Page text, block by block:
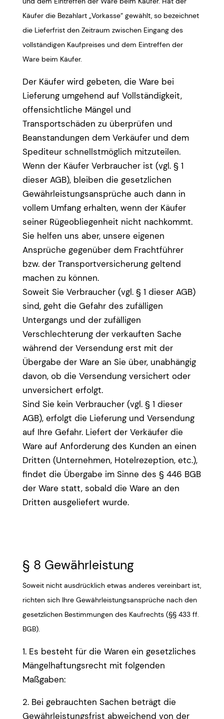
Käufer die Bezahlart „Vorkasse“ gewählt, so bezeichnet
die Lieferfrist den Zeitraum zwischen Eingang des
vollständigen Kaufpreises und dem Eintreffen der
Ware beim Käufer.
Der Käufer wird gebeten, die Ware bei
Lieferung umgehend auf Vollständigkeit,
offensichtliche Mängel und
Transportschäden zu überprüfen und
Beanstandungen dem Verkäufer und dem
Spediteur schnellstmöglich mitzuteilen.
Wenn der Käufer Verbraucher ist (vgl. § 1
dieser AGB), bleiben die gesetzlichen
Gewährleistungsansprüche auch dann in
vollem Umfang erhalten, wenn der Käufer
seiner Rügeobliegenheit nicht nachkommt.
Sie helfen uns aber, unsere eigenen
Ansprüche gegenüber dem Frachtführer
bzw. der Transportversicherung geltend
machen zu können.
Soweit Sie Verbraucher (vgl. § 1 dieser AGB)
sind, geht die Gefahr des zufälligen
Untergangs und der zufälligen
Verschlechterung der verkauften Sache
während der Versendung erst mit der
Übergabe der Ware an Sie über, unabhängig
davon, ob die Versendung versichert oder
unversichert erfolgt.
Sind Sie kein Verbraucher (vgl. § 1 dieser
AGB), erfolgt die Lieferung und Versendung
auf Ihre Gefahr. Liefert der Verkäufer die
Ware auf Anforderung des Kunden an einen
Dritten (Unternehmen, Hotelrezeption, etc.),
findet die Übergabe im Sinne des § 446 BGB
der Ware statt, sobald die Ware an den
Dritten ausgeliefert wurde.
§ 8 Gewährleistung
Soweit nicht ausdrücklich etwas anderes vereinbart ist,
richten sich Ihre Gewährleistungsansprüche nach den
gesetzlichen Bestimmungen des Kaufrechts (§§ 433 ff.
BGB).
1. Es besteht für die Waren ein gesetzliches
Mängelhaftungsrecht mit folgenden
Maßgaben:
2. Bei gebrauchten Sachen beträgt die
Gewährleistungsfrist abweichend von der